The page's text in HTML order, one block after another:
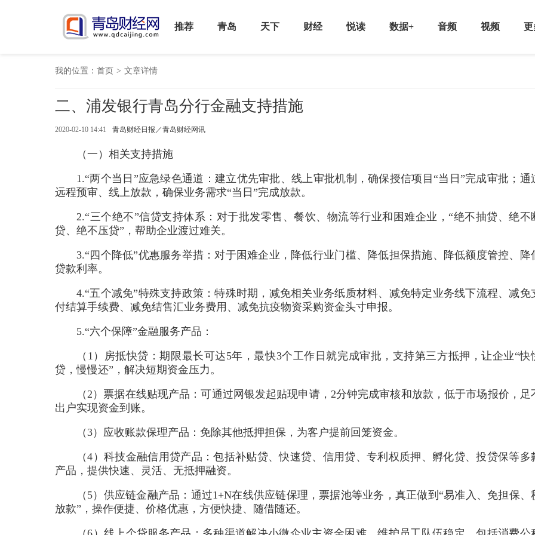
推荐 青岛 天下 财经 悦读 数据+ 音频 视频 更
我的位置： 首页 > 文章详情
二、浦发银行青岛分行金融支持措施
2020-02-10 14:41 青岛财经日报／青岛财经网讯
（一）相关支持措施
1.“两个当日”应急绿色通道：建立优先审批、线上审批机制，确保授信项目“当日”完成审批；通
远程预审、线上放款，确保业务需求“当日”完成放款。
2.“三个绝不”信贷支持体系：对于批发零售、餐饮、物流等行业和困难企业，“绝不抽贷、绝不
贷、绝不压贷”，帮助企业渡过难关。
3.“四个降低”优惠服务举措：对于困难企业，降低行业门槛、降低担保措施、降低额度管控、降
贷款利率。
4.“五个减免”特殊支持政策：特殊时期，减免相关业务纸质材料、减免特定业务线下流程、减免
付结算手续费、减免结售汇业务费用、减免抗疫物资采购资金头寸申报。
5.“六个保障”金融服务产品：
（1）房抵快贷：期限最长可达5年，最快3个工作日就完成审批，支持第三方抵押，让企业“快
贷，慢慢还”，解决短期资金压力。
（2）票据在线贴现产品：可通过网银发起贴现申请，2分钟完成审核和放款，低于市场报价，足
出户实现资金到账。
（3）应收账款保理产品：免除其他抵押担保，为客户提前回笼资金。
（4）科技金融信用贷产品：包括补贴贷、快速贷、信用贷、专利权质押、孵化贷、投贷保等多
产品，提供快速、灵活、无抵押融资。
（5）供应链金融产品：通过1+N在线供应链保理，票据池等业务，真正做到“易准入、免担保、
放款”，操作便捷、价格优惠，方便快捷、随借随还。